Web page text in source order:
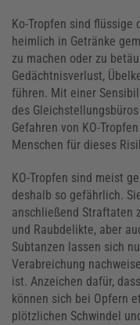
Ko-Tropfen sind
heimlich in Getränke
zu machen oder zu
Gedächtnisverlust,
führen. Mit einer
des
Gefahren von KO-
Menschen für dieses
KO-Tropfen sind meist
deshalb so gefährlich.
anschließend Straftaten
und Raubdelikte, aber
Subtanzen lassen sich
Verabreichung
ist. Anzeichen dafür,
können sich bei Opfern
plötzlichen Schwindel